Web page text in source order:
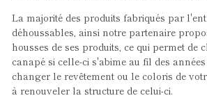
La majorité des produits fabriqués par
déhoussables, ainsi notre partenaire
housses de ses produits, ce qui permet de
canapé si celle-ci s'abime au fil des
changer le revêtement ou le coloris de
à renouveler la structure de celui-ci.